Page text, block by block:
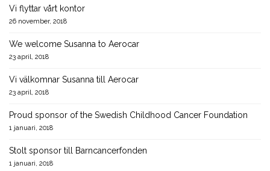
Vi flyttar vårt kontor
26 november, 2018
We welcome Susanna to Aerocar
23 april, 2018
Vi välkomnar Susanna till Aerocar
23 april, 2018
Proud sponsor of the Swedish Childhood Cancer Foundation
1 januari, 2018
Stolt sponsor till Barncancerfonden
1 januari, 2018